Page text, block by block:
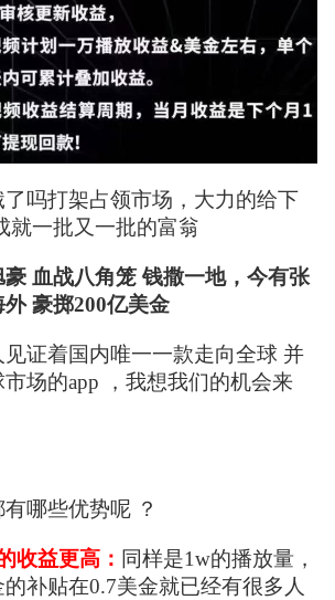
吗打架占领市场，大力的给下
就一批又一批的富翁
血战八角笼 钱撒一地， 今有张
豪掷200亿美金
证着国内唯一一款走向全球 并
市场的app ，我想我们的机会来
哪些优势呢 ？
收益更高： 同样是1w的播放量，
补贴在0.7美金就已经有很多人